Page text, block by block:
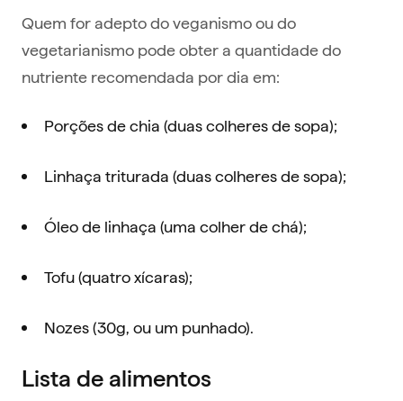
Quem for adepto do veganismo ou do
vegetarianismo pode obter a quantidade do
nutriente recomendada por dia em:
Porções de chia (duas colheres de sopa);
Linhaça triturada (duas colheres de sopa);
Óleo de linhaça (uma colher de chá);
Tofu (quatro xícaras);
Nozes (30g, ou um punhado).
Lista de alimentos